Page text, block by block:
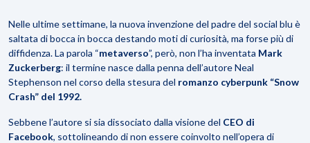
Nelle ultime settimane, la nuova invenzione del padre del social blu è
saltata di bocca in bocca destando moti di curiosità, ma forse più di
diffidenza. La parola “metaverso”, però, non l’ha inventata Mark
Zuckerberg: il termine nasce dalla penna dell’autore Neal
Stephenson nel corso della stesura del romanzo cyberpunk “Snow
Crash” del 1992.
Sebbene l’autore si sia dissociato dalla visione del CEO di
Facebook, sottolineando di non essere coinvolto nell’opera di